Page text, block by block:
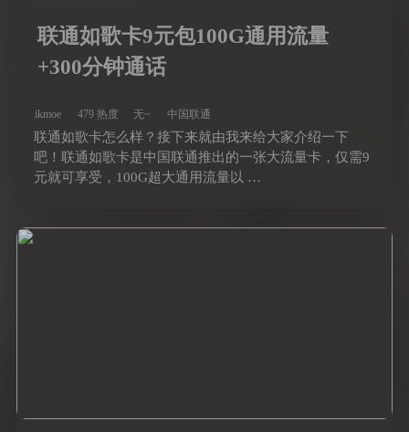
联通如歌卡9元包100G通用流量
+300分钟通话
ikmoe 479 热度 无~ 中国联通
联通如歌卡怎么样？接下来就由我来给大家介绍一下
吧！联通如歌卡是中国联通推出的一张大流量卡，仅需9
元就可享受，100G超大通用流量以 …